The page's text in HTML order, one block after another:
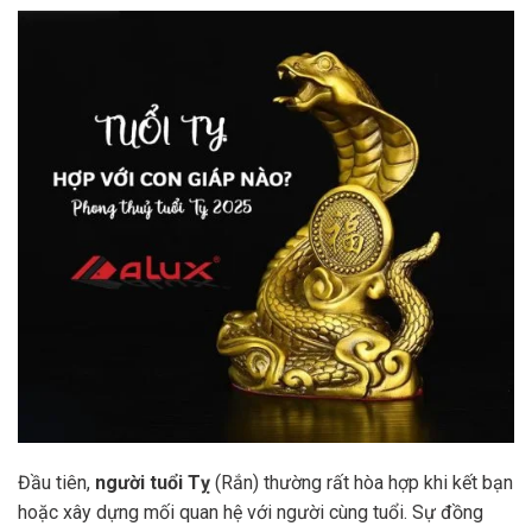
Đầu tiên, người tuổi Tỵ (Rắn) thường rất hòa hợp khi kết bạn
hoặc xây dựng mối quan hệ với người cùng tuổi. Sự đồng